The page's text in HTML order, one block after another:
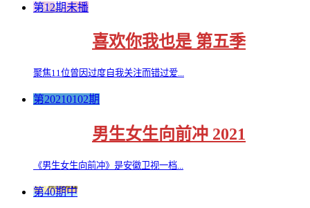
第12期未播
喜欢你我也是 第五季
聚焦11位曾因过度自我关注而错过爱...
第20210102期
男生女生向前冲 2021
《男生女生向前冲》是安徽卫视一档...
第40期中